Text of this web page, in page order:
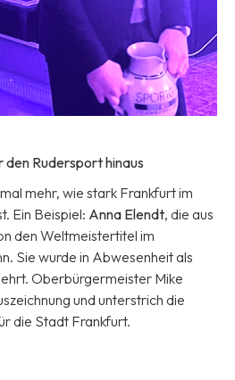
Rudersport hinaus
mehr, wie stark Frankfurt im
Ein Beispiel: Anna Elendt, die aus
den Weltmeistertitel im
Sie wurde in Abwesenheit als
Oberbürgermeister Mike
und unterstrich die
die Stadt Frankfurt.